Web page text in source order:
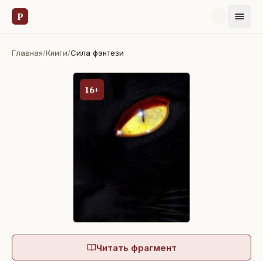
Р
Главная/Книги/Сила фэнтези
16+
Читать фрагмент